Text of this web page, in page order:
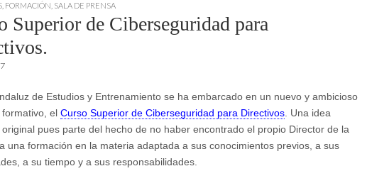
FORMACIÓN SALA DE PRENSA
Superior de Ciberseguridad para
de Estudios y Entrenamiento se ha embarcado en un nuevo y ambicioso
el Curso Superior de Ciberseguridad para Directivos. Una idea
original pues parte del hecho de no haber encontrado el propio Director de la
una formación en la materia adaptada a sus conocimientos previos, a sus
a su tiempo y a sus responsabilidades.